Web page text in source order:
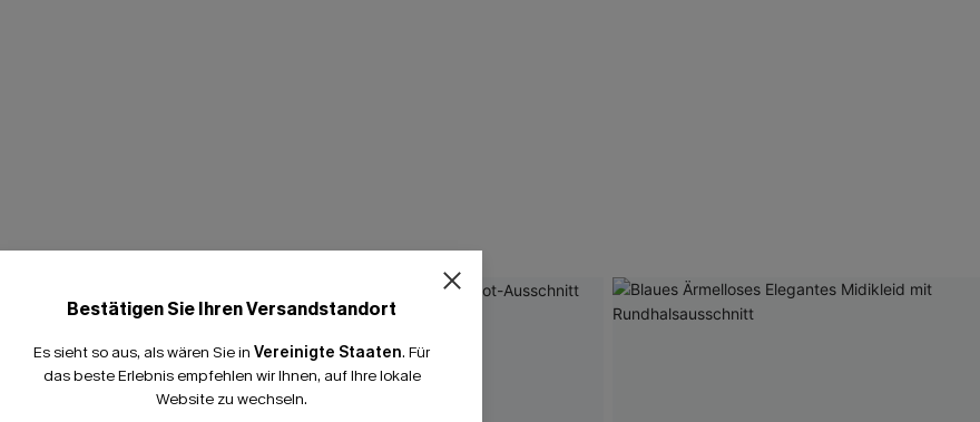
Bestätigen Sie Ihren Versandstandort
Es sieht so aus, als wären Sie in Vereinigte Staaten. Für
das beste Erlebnis empfehlen wir Ihnen, auf Ihre lokale
Website zu wechseln.